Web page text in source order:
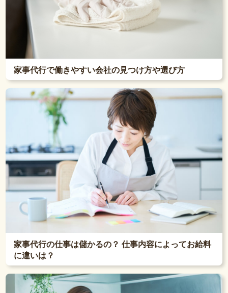
家事代行で働きやすい会社の見つけ方や選び方
家事代行の仕事は儲かるの？ 仕事内容によってお給料
に違いは？